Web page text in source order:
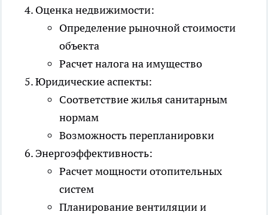
Оценка недвижимости:
Определение рыночной стоимости
объекта
Расчет налога на имущество
Юридические аспекты:
Соответствие жилья санитарным
нормам
Возможность перепланировки
Энергоэффективность:
Расчет мощности отопительных
систем
Планирование вентиляции и